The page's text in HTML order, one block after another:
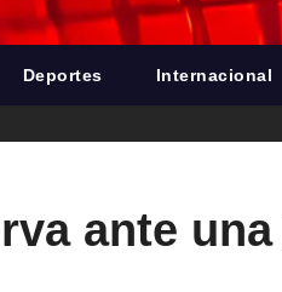
Deportes Internacional
ante